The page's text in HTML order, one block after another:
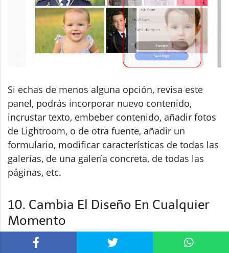
Si echas de menos alguna opción, revisa este
panel, podrás incorporar nuevo contenido,
incrustar texto, embeber contenido, añadir fotos
de Lightroom, o de otra fuente, añadir un
formulario, modificar características de todas las
galerías, de una galería concreta, de todas las
páginas, etc.
10. Cambia El Diseño En Cualquier
Momento
Como comentaba antes, si no te quedas muy